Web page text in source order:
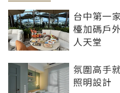
台中第一
檯加碼戶
人天堂
氛圍高手
照明設計